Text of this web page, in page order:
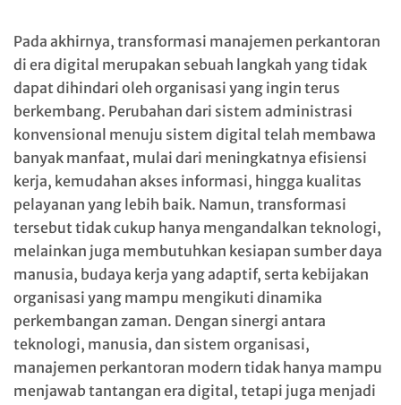
Pada akhirnya, transformasi manajemen perkantoran
di era digital merupakan sebuah langkah yang tidak
dapat dihindari oleh organisasi yang ingin terus
berkembang. Perubahan dari sistem administrasi
konvensional menuju sistem digital telah membawa
banyak manfaat, mulai dari meningkatnya efisiensi
kerja, kemudahan akses informasi, hingga kualitas
pelayanan yang lebih baik. Namun, transformasi
tersebut tidak cukup hanya mengandalkan teknologi,
melainkan juga membutuhkan kesiapan sumber daya
manusia, budaya kerja yang adaptif, serta kebijakan
organisasi yang mampu mengikuti dinamika
perkembangan zaman. Dengan sinergi antara
teknologi, manusia, dan sistem organisasi,
manajemen perkantoran modern tidak hanya mampu
menjawab tantangan era digital, tetapi juga menjadi